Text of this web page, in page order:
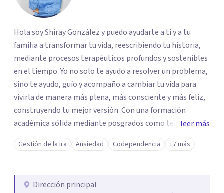
Hola soy Shiray González y puedo ayudarte a ti y a tu
familia a transformar tu vida, reescribiendo tu historia,
mediante procesos terapéuticos profundos y sostenibles
en el tiempo. Yo no solo te ayudo a resolver un problema,
sino te ayudo, guío y acompaño a cambiar tu vida para
vivirla de manera más plena, más consciente y más feliz,
construyendo tu mejor versión. Con una formación
académica sólida mediante posgrados como terapeuta
breve, familiar e infantil, así como con respaldo
profesional y experiencia clínica de más de 26 años y
auténtica y comunicación clara y directa para darte
seguridad emocional y una dirección firme de tu proceso
leer más
Gestión de la ira Ansiedad Codependencia +7 más
Dirección principal